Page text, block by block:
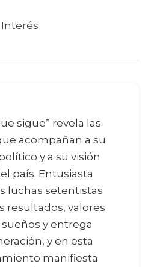
sigue” revela las
acompañan a su
y a su visión
país. Entusiasta
luchas setentistas
resultados, valores
sueños y entrega
y en esta
manifiesta